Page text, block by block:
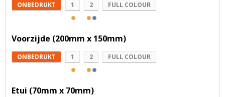
ONBEDRUKT 1 2 FULL COLOUR
Voorzijde (200mm x 150mm)
ONBEDRUKT 1 2 FULL COLOUR
Etui (70mm x 70mm)